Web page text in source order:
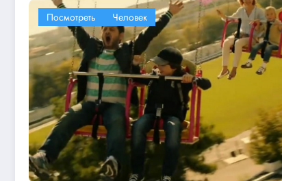
Посмотреть Человек